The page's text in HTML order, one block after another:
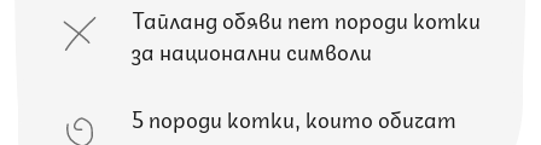
Тайланд обяви пет породи котки
за национални символи
5 породи котки, които обичат